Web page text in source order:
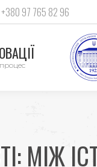
+380 97 765 82 96
процес
МІЖ